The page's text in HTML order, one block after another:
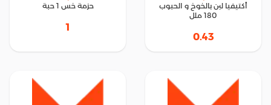
أكتيفيا لبن بالخوخ و الحبوب
180 ملل
0.43
حزمة خس 1 حبة
1